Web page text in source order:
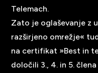
Telemach.
Zato je oglaševanje z
razširjeno omrežje«
na certifikat »Best in
določili 3., 4. in 5. člena